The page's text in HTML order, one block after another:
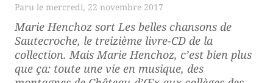
mercredi, 22 novembre 2017
Marie Henchoz sort Les belles chansons de
Sautecroche, le treizième livre-CD de la
collection. Mais Marie Henchoz, c’est bien plus
que ça: toute une vie en musique, des